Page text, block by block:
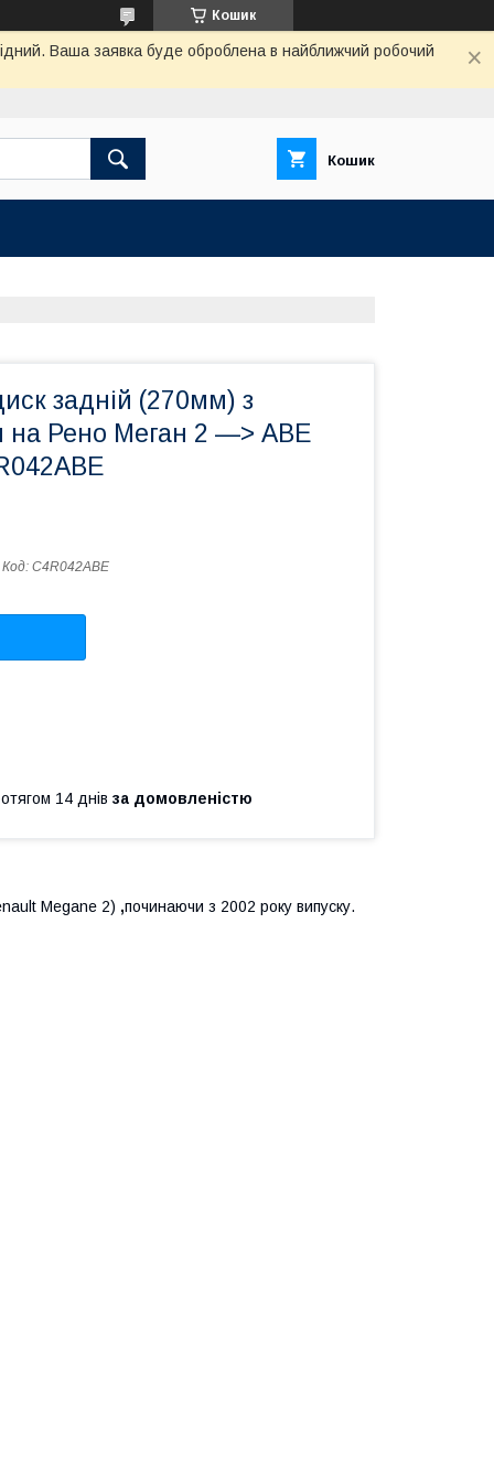
Кошик
Ваша заявка буде оброблена в найближчий робочий
Кошик
задній (270мм) з
на Рено Меган 2 —> ABE
Код: C4R042ABE
14 днів за домовленістю
Megane 2) ,починаючи з 2002 року випуску.